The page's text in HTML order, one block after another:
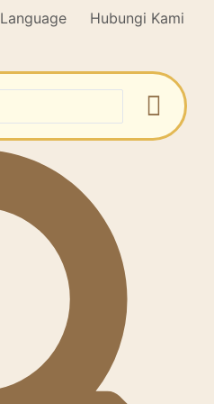
Language Hubungi Kami